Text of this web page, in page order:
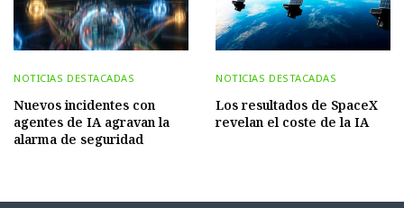
NOTICIAS DESTACADAS
Nuevos incidentes con
agentes de IA agravan la
alarma de seguridad
NOTICIAS DESTACADAS
Los resultados de SpaceX
revelan el coste de la IA